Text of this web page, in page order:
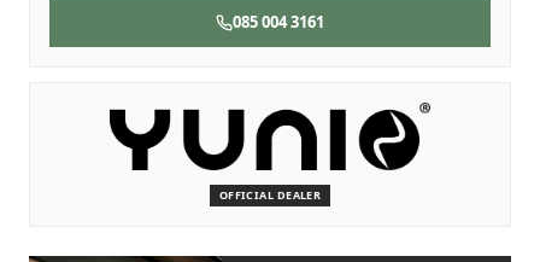
085 004 3161
OFFICIAL DEALER
Wij staan voor je klaar
Deskundige monteurs die verstand hebben van Yunio
Persoonlijk, snel en zonder gedoe.